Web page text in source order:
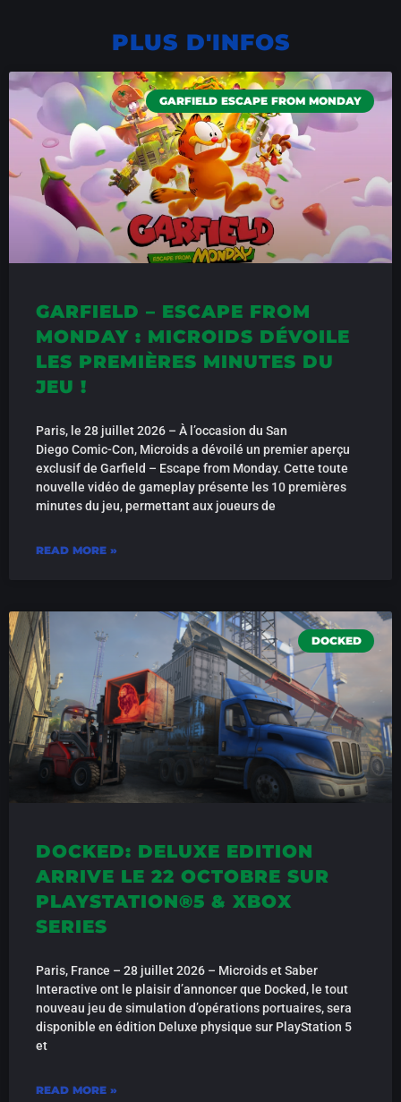
PLUS D'INFOS
GARFIELD ESCAPE FROM MONDAY
GARFIELD – ESCAPE FROM
MONDAY : MICROIDS DÉVOILE
LES PREMIÈRES MINUTES DU
JEU !
Paris, le 28 juillet 2026 – À l’occasion du San
Diego Comic-Con, Microids a dévoilé un premier aperçu
exclusif de Garfield – Escape from Monday. Cette toute
nouvelle vidéo de gameplay présente les 10 premières
minutes du jeu, permettant aux joueurs de
READ MORE »
DOCKED
DOCKED: DELUXE EDITION
ARRIVE LE 22 OCTOBRE SUR
PLAYSTATION®5 & XBOX
SERIES
Paris, France – 28 juillet 2026 – Microids et Saber
Interactive ont le plaisir d’annoncer que Docked, le tout
nouveau jeu de simulation d’opérations portuaires, sera
disponible en édition Deluxe physique sur PlayStation 5
et
READ MORE »